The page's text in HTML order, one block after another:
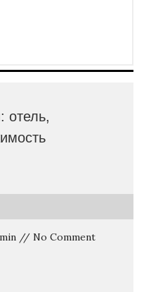
отель,
// No Comment